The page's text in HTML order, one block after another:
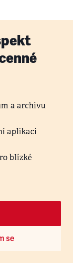
a archivu
aplikaci
blízké
se